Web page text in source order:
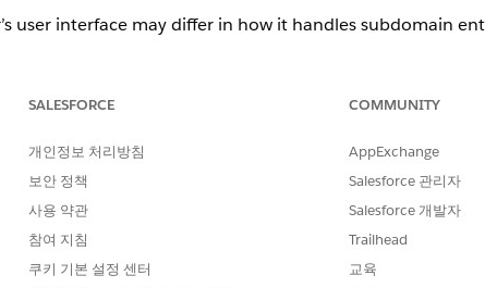
user interface may differ in how it handles subdomain
Marketing Cloud Next Email Authenticated Domains Setup and
주세요.
SALESFORCE
개인정보 처리방침
보안 정책
사용 약관
참여 지침
쿠키 기본 설정 센터
COMMUNITY
AppExchange
Salesforce 관리자
Salesforce 개발자
Trailhead
교육